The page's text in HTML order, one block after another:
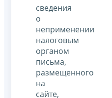
сведения
о
неприменении
налоговым
органом
письма,
размещенного
на
сайте,